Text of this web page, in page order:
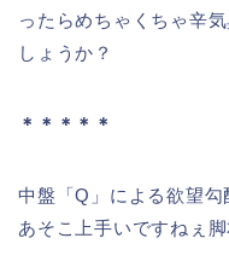
ったらめちゃくちゃ辛
しょうか？
＊＊＊＊＊
中盤「Q」による欲望勾
あそこ上手いですねぇ